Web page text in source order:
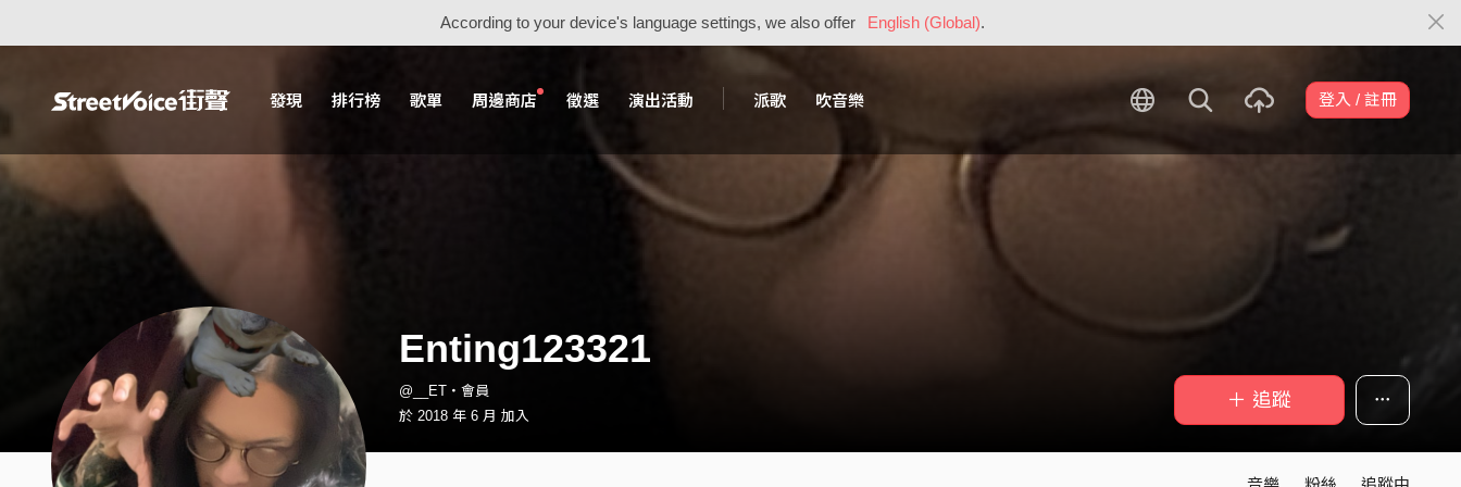
According to your device's language settings, we also offer English (Global).
發現 排行榜 歌單 周邊商店 徵選 演出活動 派歌 吹音樂 登入 / 註冊
Enting123321
@__ET・會員
於 2018 年 6 月 加入
＋ 追蹤